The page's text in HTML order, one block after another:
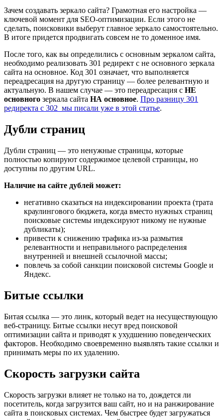
Зачем создавать зеркало сайта? Грамотная его настройка —
ключевой момент для SEO-оптимизации. Если этого не
сделать, поисковики выберут главное зеркало самостоятельно.
В итоге придется продвигать совсем не то доменное имя.
После того, как вы определились с основным зеркалом сайта,
необходимо реализовать 301 редирект с не основного зеркала
сайта на основное. Код 301 означает, что выполняется
переадресация на другую страницу — более релевантную и
актуальную. В нашем случае — это переадресация с НЕ
основного зеркала сайта НА основное. Про разницу 301
редиректа с 302 мы писали уже в этой статье.
Дубли страниц
Дубли страниц — это ненужные страницы, которые
полностью копируют содержимое целевой страницы, но
доступны по другим URL.
Наличие на сайте дублей может:
негативно сказаться на индексировании проекта (трата
краулингового бюджета, когда вместо нужных страниц
поисковые системы индексируют никому не нужные
дубликаты);
привести к снижению трафика из-за размытия
релевантности и неправильного распределения
внутренней и внешней ссылочной массы;
повлечь за собой санкции поисковой системы Google и
Яндекс.
Битые ссылки
Битая ссылка — это линк, который ведет на несуществующую
веб-страницу. Битые ссылки несут вред поисковой
оптимизации сайта и приводят к ухудшению поведенческих
факторов. Необходимо своевременно выявлять такие ссылки и
принимать меры по их удалению.
Скорость загрузки сайта
Скорость загрузки влияет не только на то, дождется ли
посетитель, когда загрузится ваш сайт, но и на ранжирование
сайта в поисковых системах. Чем быстрее будет загружаться